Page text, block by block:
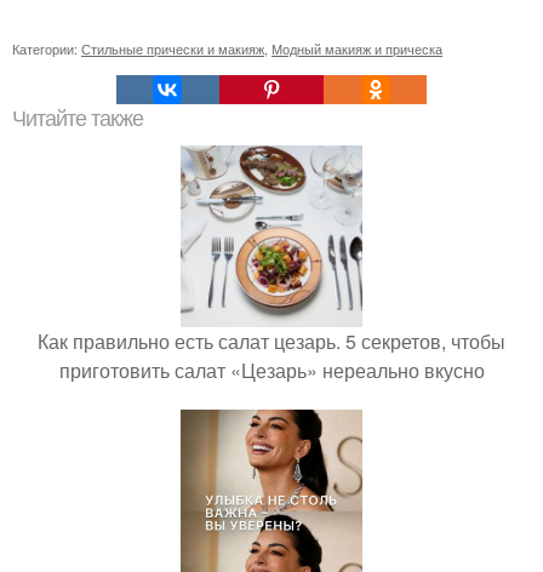
Категории: Стильные прически и макияж, Модный макияж и прическа
Читайте также
Как правильно есть салат цезарь. 5 секретов, чтобы
приготовить салат «Цезарь» нереально вкусно